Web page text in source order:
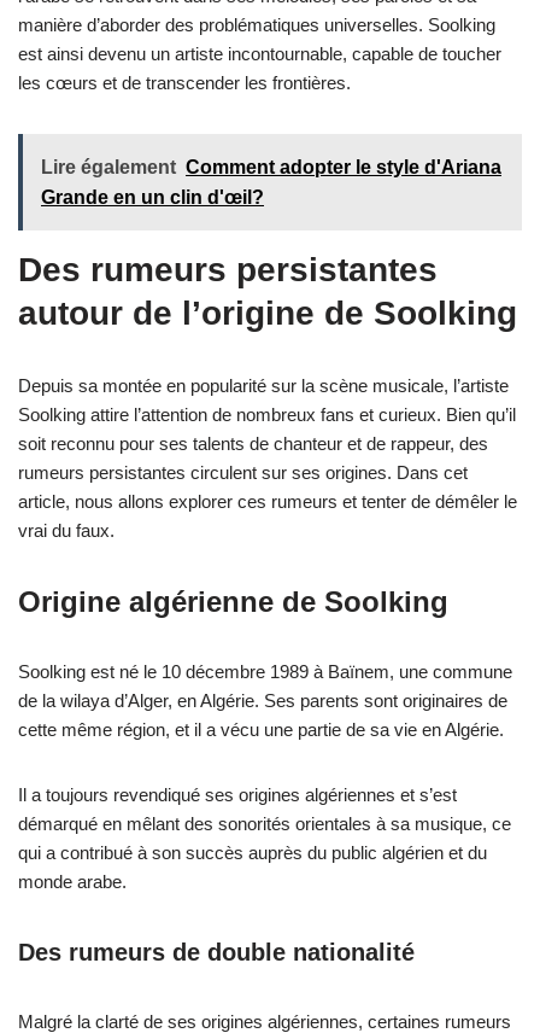
manière d’aborder des problématiques universelles. Soolking
est ainsi devenu un artiste incontournable, capable de toucher
les cœurs et de transcender les frontières.
Lire également Comment adopter le style d'Ariana
Grande en un clin d'œil?
Des rumeurs persistantes
autour de l’origine de Soolking
Depuis sa montée en popularité sur la scène musicale, l’artiste
Soolking attire l’attention de nombreux fans et curieux. Bien qu’il
soit reconnu pour ses talents de chanteur et de rappeur, des
rumeurs persistantes circulent sur ses origines. Dans cet
article, nous allons explorer ces rumeurs et tenter de démêler le
vrai du faux.
Origine algérienne de Soolking
Soolking est né le 10 décembre 1989 à Baïnem, une commune
de la wilaya d’Alger, en Algérie. Ses parents sont originaires de
cette même région, et il a vécu une partie de sa vie en Algérie.
Il a toujours revendiqué ses origines algériennes et s’est
démarqué en mêlant des sonorités orientales à sa musique, ce
qui a contribué à son succès auprès du public algérien et du
monde arabe.
Des rumeurs de double nationalité
Malgré la clarté de ses origines algériennes, certaines rumeurs